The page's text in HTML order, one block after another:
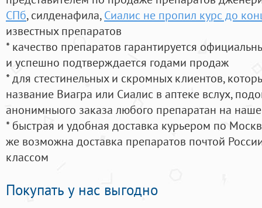
СПб, силденафила, Сиалис не пропил курс до
известных препаратов
* качество препаратов гарантируется
и успешно подтверждается годами продаж
* для стестинельных и скромных клиентов,
название Виагра или Сиалис в аптеке вслух,
анонимныого заказа любого препаратан на
* быстрая и удобная доставка курьером по
же возможна доставка препаратов почтой
классом
Покупать у нас выгодно